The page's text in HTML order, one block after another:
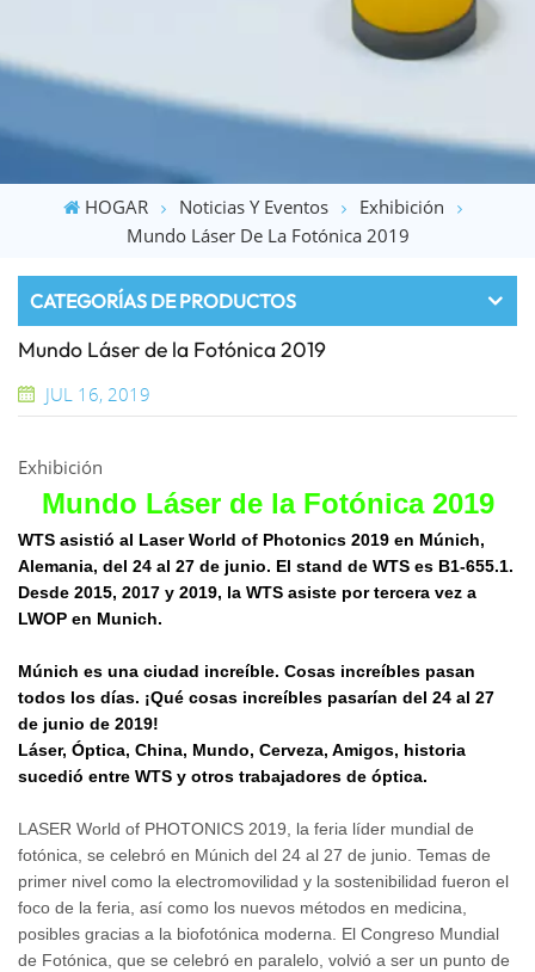
HOGAR Noticias Y Eventos
Exhibición
Mundo Láser De La Fotónica 2019
CATEGORÍAS DE PRODUCTOS
Mundo Láser de la Fotónica 2019
JUL 16, 2019
Exhibición
Mundo Láser de la Fotónica 2019
WTS asistió al Laser World of Photonics 2019 en Múnich,
Alemania, del 24 al 27 de junio. El stand de WTS es B1-655.1.
Desde 2015, 2017 y 2019, la WTS asiste por tercera vez a
LWOP en Munich.
Múnich es una ciudad increíble. Cosas increíbles pasan
todos los días. ¡Qué cosas increíbles pasarían del 24 al 27
de junio de 2019!
Láser, Óptica, China, Mundo, Cerveza, Amigos, historia
sucedió entre WTS y otros trabajadores de óptica.
LASER World of PHOTONICS 2019, la feria líder mundial de
fotónica, se celebró en Múnich del 24 al 27 de junio. Temas de
primer nivel como la electromovilidad y la sostenibilidad fueron el
foco de la feria, así como los nuevos métodos en medicina,
posibles gracias a la biofotónica moderna. El Congreso Mundial
de Fotónica, que se celebró en paralelo, volvió a ser un punto de